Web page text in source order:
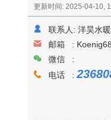
更新时间: 2025-04-10,
联系人: 洋昊水暖
邮箱 :
微信 :
电话 :